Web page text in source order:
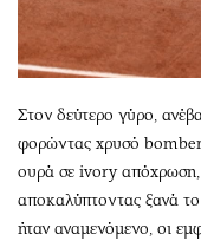
Στον δεύτερο γύρο,
φορώντας χρυσό bomber
ουρά σε ivory απόχρωση,
αποκαλύπτοντας ξανά
ήταν αναμενόμενο, οι